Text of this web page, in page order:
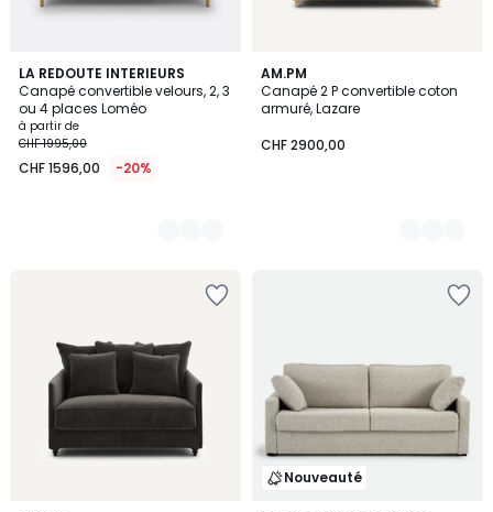
LA REDOUTE INTERIEURS
Canapé convertible velours, 2, 3
ou 4 places Loméo
à partir de
CHF 1995,00
CHF 1596,00 -20%
3
Couleurs
AM.PM
Canapé 2 P convertible coton
armuré, Lazare
CHF 2900,00
3
Couleurs
Nouveauté